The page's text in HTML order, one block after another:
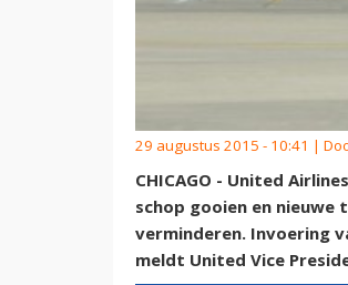
29 augustus 2015 - 10:41 |
CHICAGO - United
schop gooien en nieuwe
verminderen. Invoering
meldt United Vice